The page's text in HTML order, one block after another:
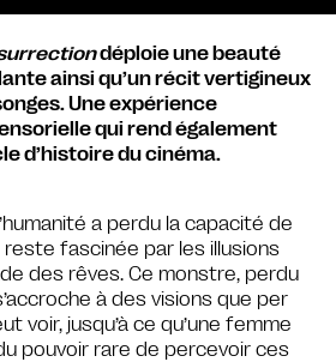
déploie une beauté
ainsi qu’un récit vertigineux
Une expérience
qui rend également
d’histoire du cinéma.
a perdu la capacité de
fascinée par les illusions
des rêves. Ce monstre, perdu
à des visions que per
voir, jusqu’à ce qu’une femme
pouvoir rare de percevoir ces